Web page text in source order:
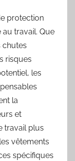
protection
travail. Que
chutes
risques
les
la
et
travail plus
vêtements
spécifiques